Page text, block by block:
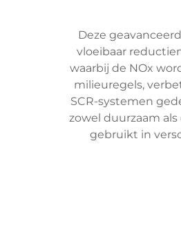
Deze
vloeibaar
waarbij de NOx
milieuregels,
SCR-systemen
zowel duurzaam
gebruikt in